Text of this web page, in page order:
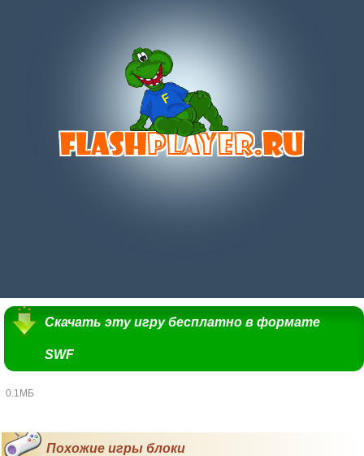
Скачать эту игру бесплатно в формате
SWF
0.1МБ
Похожие игры блоки